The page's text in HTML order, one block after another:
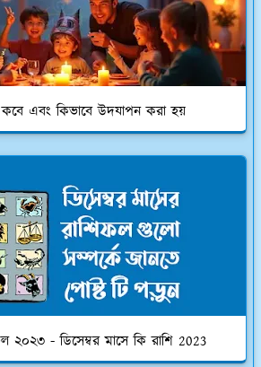
এবং কিভাবে উদযাপন করা হয়
২০২৩ - ডিসেম্বর মাসে কি রাশি 2023